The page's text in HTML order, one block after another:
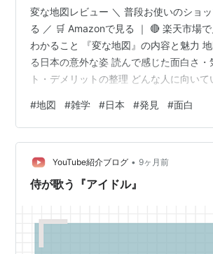
変な地図レビュー ＼ 普段お使いのショ
る ／ 🛒 Amazonで見る ｜ 🔴 楽天市場
わかること 『変な地図』の内容と魅力
る日本の意外な姿 読んで感じた面白さ・
ト・デメリットの整理 どんな人に向いて
「知られざる事実」をユニークな視点で
す。 地図とデータを組み合わせること
は気づかない地域差や文化の違い、人口
が“視覚的に”理解できる構成になってい
「都道府県ごとの○○が多い地域」「日本
#地図 #雑学 #日本 #発見 #面白
YouTube紹介ブログ • 9ヶ月前
侍が歌う『アイドル』